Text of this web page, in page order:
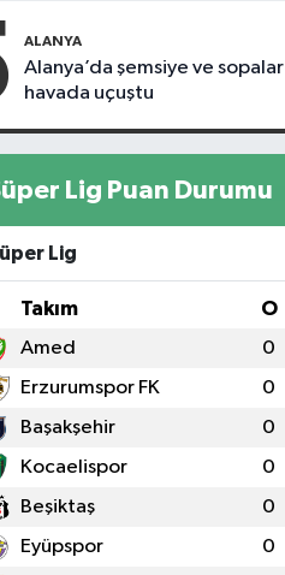
kapandı
ALANYA
Alanya’da şemsiye ve sopalar
havada uçuştu
Lig Puan Durumu
Lig
Takım O
Amed 0
Erzurumspor FK 0
Başakşehir 0
Kocaelispor 0
Beşiktaş 0
Eyüpspor 0